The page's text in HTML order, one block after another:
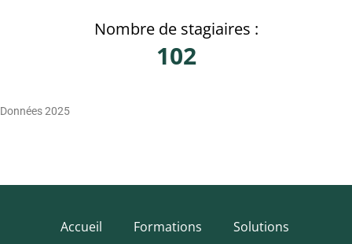
Nombre de stagiaires :
102
Données 2025
Accueil Formations Solutions